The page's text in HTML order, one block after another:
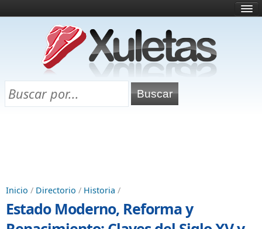
¿Qué es esto?
Directorio
Chuletas para exámenes
Inicio / Directorio / Historia /
Estado Moderno, Reforma y